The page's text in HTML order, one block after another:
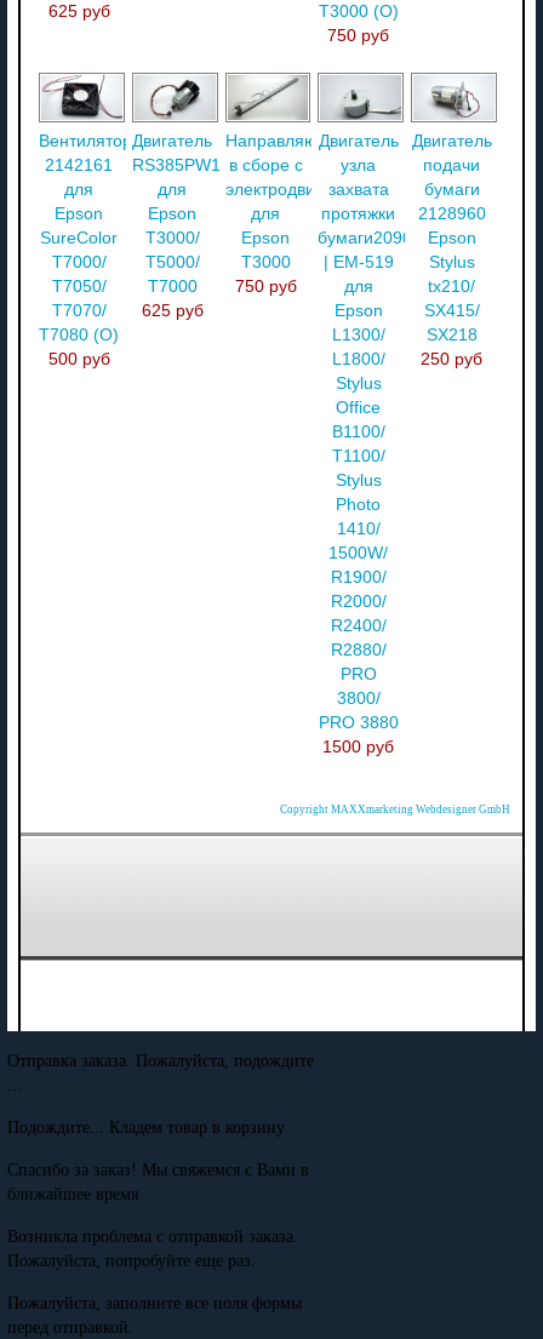
625 руб
T3000 (O)
750 руб
Вентилятор
2142161
для
Epson
SureColor
T7000/
T7050/
T7070/
T7080 (О)
500 руб
Двигатель
RS385PW13200R
для
Epson
T3000/
T5000/
T7000
625 руб
Направляющая
в сборе с
электродвигателем
для
Epson
T3000
750 руб
Двигатель
узла
захвата
протяжки
бумаги2090539
| EM-519
для
Epson
L1300/
L1800/
Stylus
Office
B1100/
T1100/
Stylus
Photo
1410/
1500W/
R1900/
R2000/
R2400/
R2880/
PRO
3800/
PRO 3880
1500 руб
Двигатель
подачи
бумаги
2128960
Epson
Stylus
tx210/
SX415/
SX218
250 руб
Copyright MAXXmarketing Webdesigner GmbH
Отправка заказа. Пожалуйста, подождите
Подождите... Кладем товар в корзину
Спасибо за заказ! Мы свяжемся с Вами в
ближайшее время
Возникла проблема с отправкой заказа.
Пожалуйста, попробуйте еще раз.
Пожалуйста, заполните все поля формы
перед отправкой.